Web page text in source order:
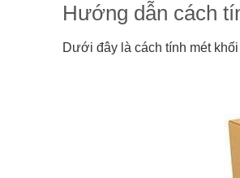
Hướng dẫn cách
Dưới đây là cách tính mét